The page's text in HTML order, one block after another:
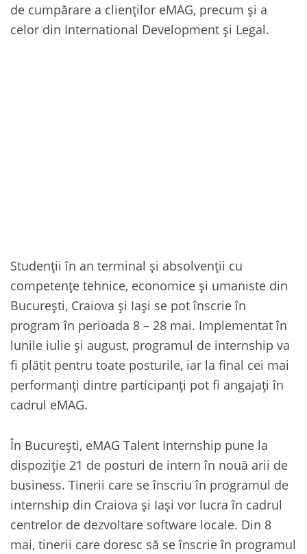
de cumpărare a clienților eMAG, precum și a
celor din International Development și Legal.
Studenții în an terminal și absolvenții cu
competențe tehnice, economice și umaniste din
București, Craiova și Iași se pot înscrie în
program în perioada 8 – 28 mai. Implementat în
lunile iulie și august, programul de internship va
fi plătit pentru toate posturile, iar la final cei mai
performanți dintre participanți pot fi angajați în
cadrul eMAG.
În București, eMAG Talent Internship pune la
dispoziție 21 de posturi de intern în nouă arii de
business. Tinerii care se înscriu în programul de
internship din Craiova și Iași vor lucra în cadrul
centrelor de dezvoltare software locale. Din 8
mai, tinerii care doresc să se înscrie în programul